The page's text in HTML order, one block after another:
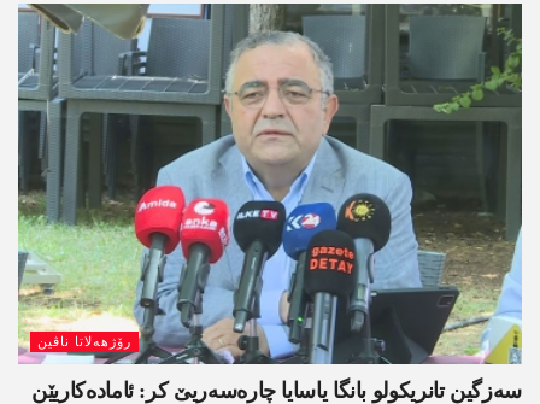
رۆژھەلاتا ناڤین
سەزگین تانریکولو بانگا یاسایا چارەسەریێ کر: ئامادەکاریێن